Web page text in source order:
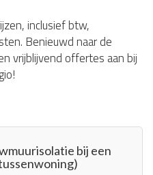
inclusief btw,
Benieuwd naar de
vrijblijvend offertes aan bij
bij een